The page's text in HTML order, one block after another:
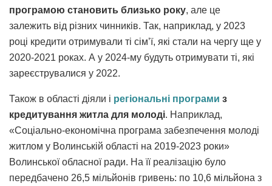
програмою становить близько року, але це
залежить від різних чинників. Так, наприклад, у 2023
році кредити отримували ті сім’ї, які стали на чергу ще у
2020-2021 роках. А у 2024-му будуть отримувати ті, які
зареєструвалися у 2022.
Також в області діяли і регіональні програми з
кредитування житла для молоді. Наприклад,
«Соціально-економічна програма забезпечення молоді
житлом у Волинській області на 2019-2023 роки»
Волинської обласної ради. На її реалізацію було
передбачено 26,5 мільйонів гривень: по 10,6 мільйона з